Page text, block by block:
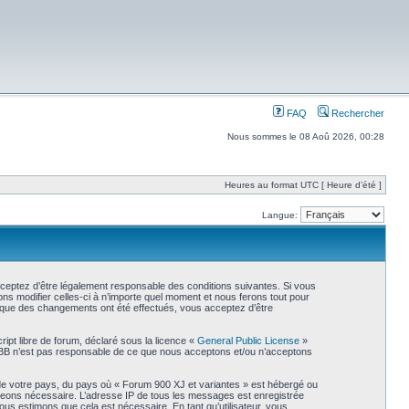
FAQ Rechercher
Nous sommes le 08 Aoû 2026, 00:28
Heures au format UTC [ Heure d’été ]
Langue:
d’être légalement responsable des conditions suivantes. Si vous
modifier celles-ci à n’importe quel moment et nous ferons tout pour
des changements ont été effectués, vous acceptez d’être
libre de forum, déclaré sous la licence « General Public License»
n’est pas responsable de ce que nous acceptons et/ou n’acceptons
votre pays, du pays où « Forum 900 XJ et variantes » est hébergé ou
nécessaire. L’adresse IP de tous les messages est enregistrée
estimons que cela est nécessaire. En tant qu’utilisateur, vous